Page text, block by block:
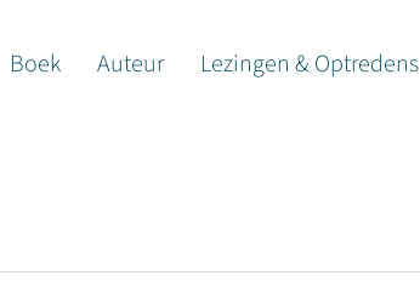
Boek Auteur Lezingen & Optredens